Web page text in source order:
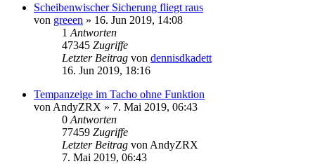
Scheibenwischer Sicherung fliegt raus
von greeen » 16. Jun 2019, 14:08
1 Antworten
47345 Zugriffe
Letzter Beitrag von dennisdkadett
16. Jun 2019, 18:16
Tempanzeige im Tacho ohne Funktion
von AndyZRX » 7. Mai 2019, 06:43
0 Antworten
77459 Zugriffe
Letzter Beitrag von AndyZRX
7. Mai 2019, 06:43